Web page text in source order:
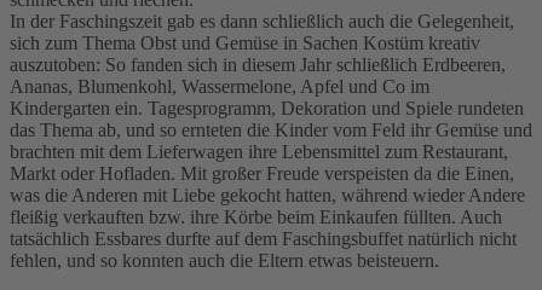
In der Faschingszeit gab es dann schließlich auch die Gelegenheit,
sich zum Thema Obst und Gemüse in Sachen Kostüm kreativ
auszutoben: So fanden sich in diesem Jahr schließlich Erdbeeren,
Ananas, Blumenkohl, Wassermelone, Apfel und Co im
Kindergarten ein. Tagesprogramm, Dekoration und Spiele rundeten
das Thema ab, und so ernteten die Kinder vom Feld ihr Gemüse und
brachten mit dem Lieferwagen ihre Lebensmittel zum Restaurant,
Markt oder Hofladen. Mit großer Freude verspeisten da die Einen,
was die Anderen mit Liebe gekocht hatten, während wieder Andere
fleißig verkauften bzw. ihre Körbe beim Einkaufen füllten. Auch
tatsächlich Essbares durfte auf dem Faschingsbuffet natürlich nicht
fehlen, und so konnten auch die Eltern etwas beisteuern.